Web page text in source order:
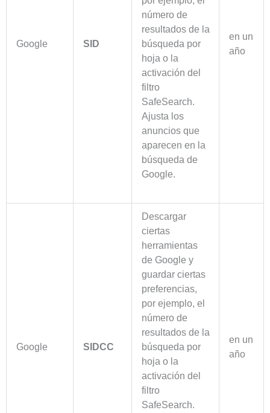
Google SID
número de
resultados de la
búsqueda por
hoja o la
activación del
filtro
SafeSearch.
Ajusta los
anuncios que
aparecen en la
búsqueda de
Google.
en un
año
Google SIDCC
Descargar
ciertas
herramientas
de Google y
guardar ciertas
preferencias,
por ejemplo, el
número de
resultados de la
búsqueda por
hoja o la
activación del
filtro
SafeSearch.
en un
año